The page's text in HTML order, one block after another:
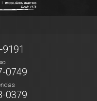
0749
0379